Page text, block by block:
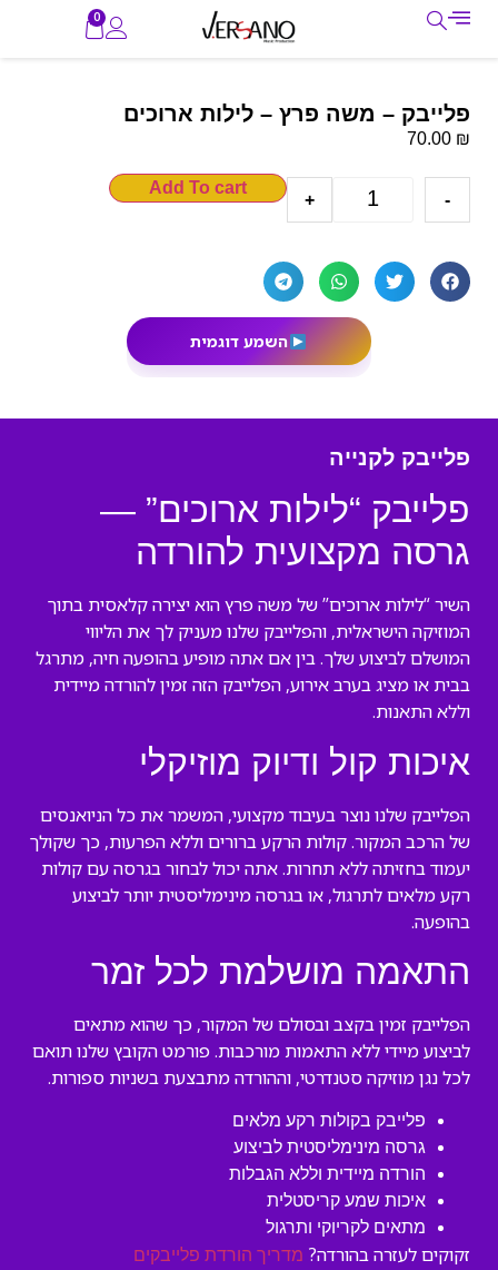
0
פלייבק – משה פרץ – לילות ארוכים
70.00 ₪
-
+
Add To cart
השמע דוגמית
פלייבק לקנייה
פלייבק “לילות ארוכים” —
גרסה מקצועית להורדה
השיר “לילות ארוכים” של משה פרץ הוא יצירה קלאסית בתוך
המוזיקה הישראלית, והפלייבק שלנו מעניק לך את הליווי
המושלם לביצוע שלך. בין אם אתה מופיע בהופעה חיה, מתרגל
בבית או מציג בערב אירוע, הפלייבק הזה זמין להורדה מיידית
וללא התאנות.
איכות קול ודיוק מוזיקלי
הפלייבק שלנו נוצר בעיבוד מקצועי, המשמר את כל הניואנסים
של הרכב המקור. קולות הרקע ברורים וללא הפרעות, כך שקולך
יעמוד בחזיתה ללא תחרות. אתה יכול לבחור בגרסה עם קולות
רקע מלאים לתרגול, או בגרסה מינימליסטית יותר לביצוע
בהופעה.
התאמה מושלמת לכל זמר
הפלייבק זמין בקצב ובסולם של המקור, כך שהוא מתאים
לביצוע מיידי ללא התאמות מורכבות. פורמט הקובץ שלנו תואם
לכל נגן מוזיקה סטנדרטי, וההורדה מתבצעת בשניות ספורות.
פלייבק בקולות רקע מלאים
גרסה מינימליסטית לביצוע
הורדה מיידית וללא הגבלות
איכות שמע קריסטלית
מתאים לקריוקי ותרגול
זקוקים לעזרה בהורדה? מדריך הורדת פלייבקים